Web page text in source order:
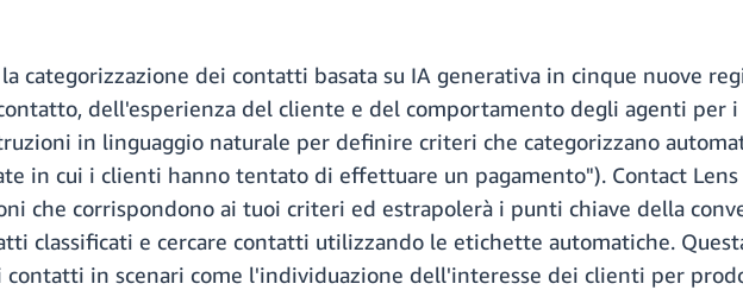
categorizzazione dei contatti basata su IA generativa in cinque nuove
dell'esperienza del cliente e del comportamento degli agenti per
in linguaggio naturale per definire criteri che categorizzano
in cui i clienti hanno tentato di effettuare un pagamento"). Contact Lens
che corrispondono ai tuoi criteri ed estrapolerà i punti chiave della
classificati e cercare contatti utilizzando le etichette automatiche.
contatti in scenari come l'individuazione dell'interesse dei clienti per